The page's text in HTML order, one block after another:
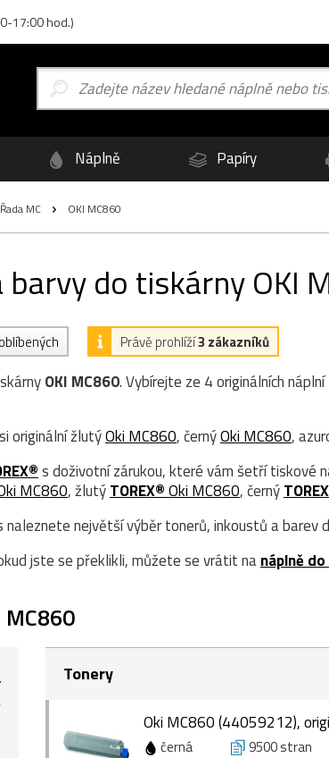
17:00 hod.)
Náplně Papíry
Řada MC OKI MC860
do tiskárny OKI
Právě prohlíží3 zákazníků
OKI MC860. Vybírejte ze 4 originálních náplní
originální žlutýOki MC860, černýOki MC860,
s doživotní zárukou, které vám šetří tiskové
MC860, žlutýTOREX®Oki MC860, černý
největší výběr tonerů, inkoustů a barev
jste se překlikli, můžete se vrátit nanáplně
MC860
Tonery
Oki MC860 (44059212),
černá 9500 stran